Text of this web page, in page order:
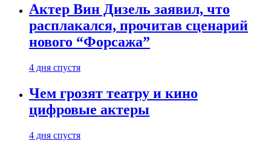
Актер Вин Дизель заявил, что
расплакался, прочитав сценарий
нового “Форсажа”
4 дня спустя
Чем грозят театру и кино
цифровые актеры
4 дня спустя